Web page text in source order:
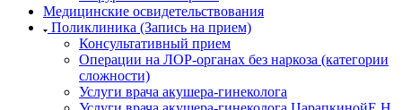
Медицинские освидетельствования
Поликлиника (Запись на прием)
Консультативный прием
Операции на ЛОР-органах без наркоза (категории
сложности)
Услуги врача акушера-гинеколога